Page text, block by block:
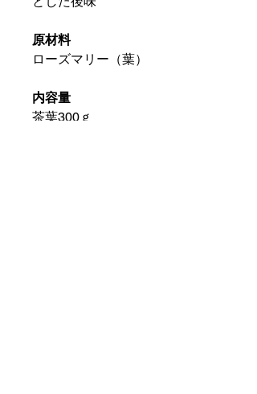
原材料
ローズマリー（葉）
内容量
茶葉300ｇ